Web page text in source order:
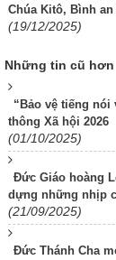
Chúa Kitô, Bình
(19/12/2025)
Những tin cũ hơn
“Bảo vệ tiếng nói
thông Xã hội 2026
(01/10/2025)
Đức Giáo hoàng
dựng những nhịp
(21/09/2025)
Đức Thánh Cha